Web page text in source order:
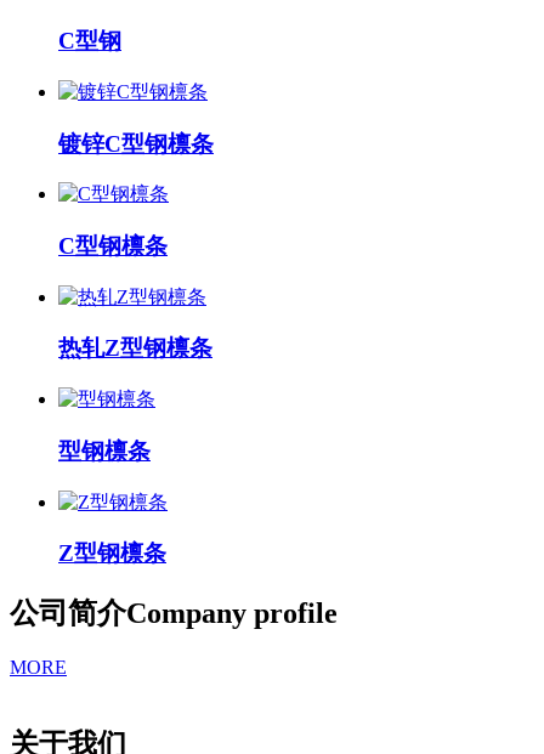
C型钢
镀锌C型钢檩条
C型钢檩条
热轧Z型钢檩条
型钢檩条
Z型钢檩条
公司简介Company profile
MORE
关于我们